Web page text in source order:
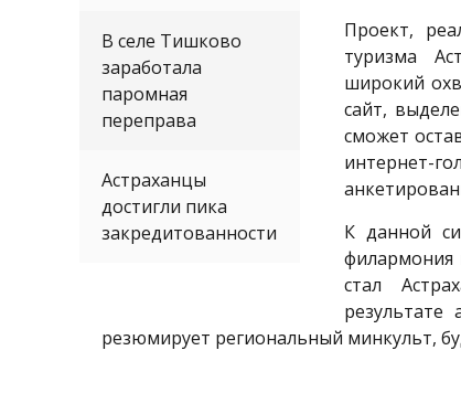
В селе Тишково
заработала
паромная
переправа
Астраханцы
достигли пика
закредитованности
Проект,
туризма
широкий
сайт,
сможет
интернет-
К данной
филармония
стал
результате
резюмирует региональный минкульт,